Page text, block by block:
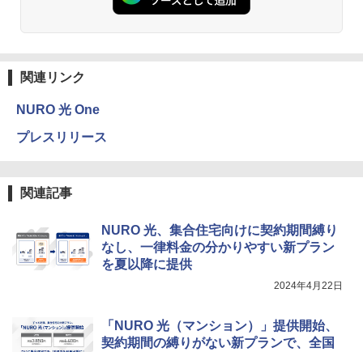
関連リンク
NURO 光 One
プレスリリース
関連記事
NURO 光、集合住宅向けに契約期間縛り
なし、一律料金の分かりやすい新プラン
を夏以降に提供
2024年4月22日
「NURO 光（マンション）」提供開始、
契約期間の縛りがない新プランで、全国